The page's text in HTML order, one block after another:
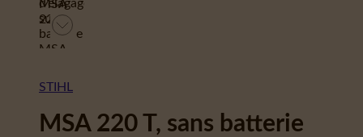
STIHL
MSA 220 T, sans batterie